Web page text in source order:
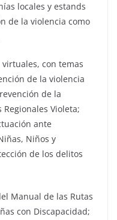
locales y estands
de la violencia como
con temas
de la violencia
de la
Violeta;
ante
Niños y
de los delitos
Manual de las Rutas
con Discapacidad;